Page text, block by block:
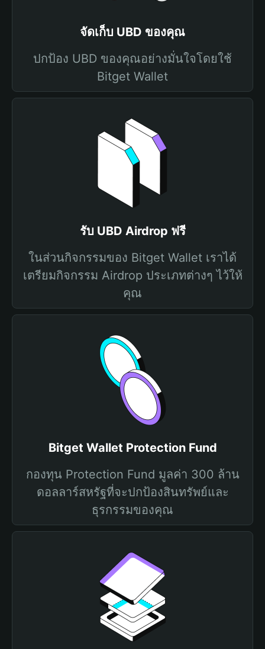
จัดเก็บ UBD ของคุณ
ปกป้อง UBD ของคุณอย่างมั่นใจโดยใช้
Bitget Wallet
รับ UBD Airdrop ฟรี
ในส่วนกิจกรรมของ Bitget Wallet เราได้
เตรียมกิจกรรม Airdrop ประเภทต่างๆ ไว้ให้
คุณ
Bitget Wallet Protection Fund
กองทุน Protection Fund มูลค่า 300 ล้าน
ดอลลาร์สหรัฐที่จะปกป้องสินทรัพย์และ
ธุรกรรมของคุณ